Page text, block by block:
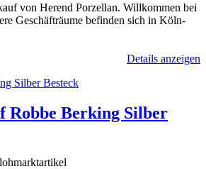
von Herend Porzellan. Willkommen bei
Geschäfträume befinden sich in Köln-
Details anzeigen
Robbe Berking Silber